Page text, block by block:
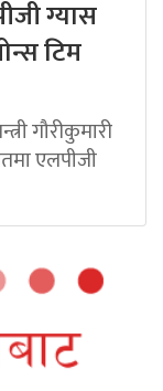
ग्यास
टिम
गौरीकुमारी
एलपीजी